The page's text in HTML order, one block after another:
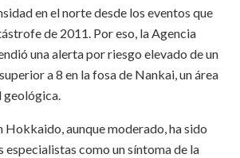
en el norte desde los eventos que
de 2011. Por eso, la Agencia
una alerta por riesgo elevado de un
a 8 en la fosa de Nankai, un área
Hokkaido, aunque moderado, ha sido
como un síntoma de la